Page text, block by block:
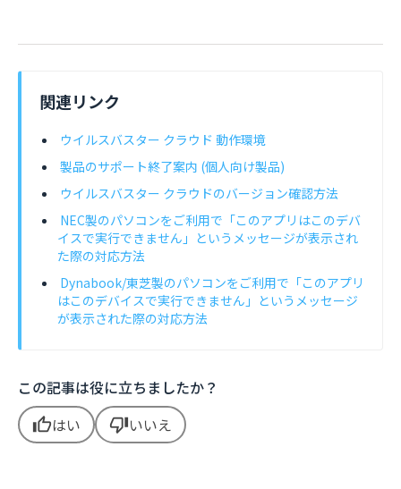
関連リンク
ウイルスバスター クラウド 動作環境
製品のサポート終了案内 (個人向け製品)
ウイルスバスター クラウドのバージョン確認方法
NEC製のパソコンをご利用で「このアプリはこのデバ
イスで実行できません」というメッセージが表示され
た際の対応方法
Dynabook/東芝製のパソコンをご利用で「このアプリ
はこのデバイスで実行できません」というメッセージ
が表示された際の対応方法
この記事は役に立ちましたか？
thumb_upはい thumb_downいいえ